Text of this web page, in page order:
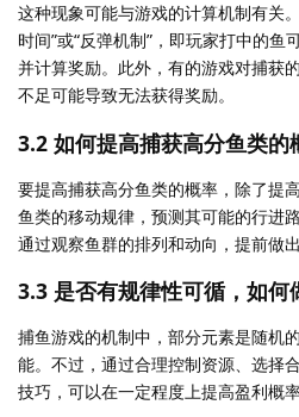
这种现象可能与游戏的计算机制有关
时间”或“反弹机制”，即玩家打中的鱼
并计算奖励。此外，有的游戏对捕获
不足可能导致无法获得奖励。
3.2 如何提高捕获高分鱼类的
要提高捕获高分鱼类的概率，除了提
鱼类的移动规律，预测其可能的行进
通过观察鱼群的排列和动向，提前做
3.3 是否有规律性可循，如何
捕鱼游戏的机制中，部分元素是随机
能。不过，通过合理控制资源、选择
技巧，可以在一定程度上提高盈利概率